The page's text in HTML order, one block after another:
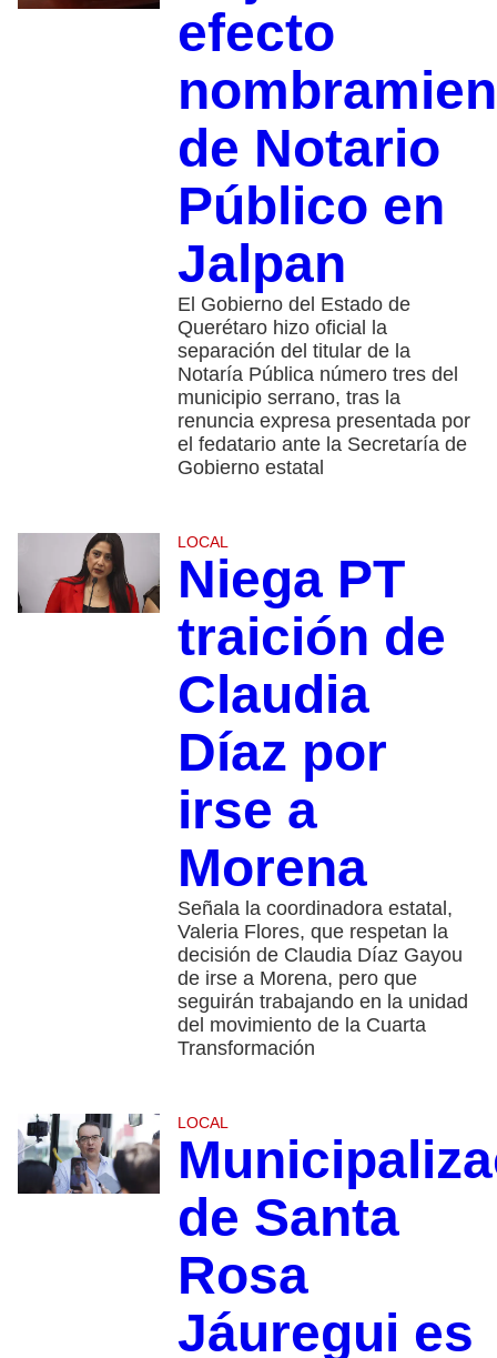
efecto
de Notario
Público en
Jalpan
El Gobierno del Estado de
Querétaro hizo oficial la
separación del titular de la
Notaría Pública número tres del
municipio serrano, tras la
renuncia expresa presentada por
el fedatario ante la Secretaría de
Gobierno estatal
LOCAL
Niega PT
traición de
Claudia
Díaz por
irse a
Morena
Señala la coordinadora estatal,
Valeria Flores, que respetan la
decisión de Claudia Díaz Gayou
de irse a Morena, pero que
seguirán trabajando en la unidad
del movimiento de la Cuarta
Transformación
LOCAL
de Santa
Rosa
Jáuregui es